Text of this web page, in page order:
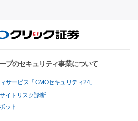
プのセキュリティ事業について
サービス「GMOセキュリティ24」
イトリスク診断
ット